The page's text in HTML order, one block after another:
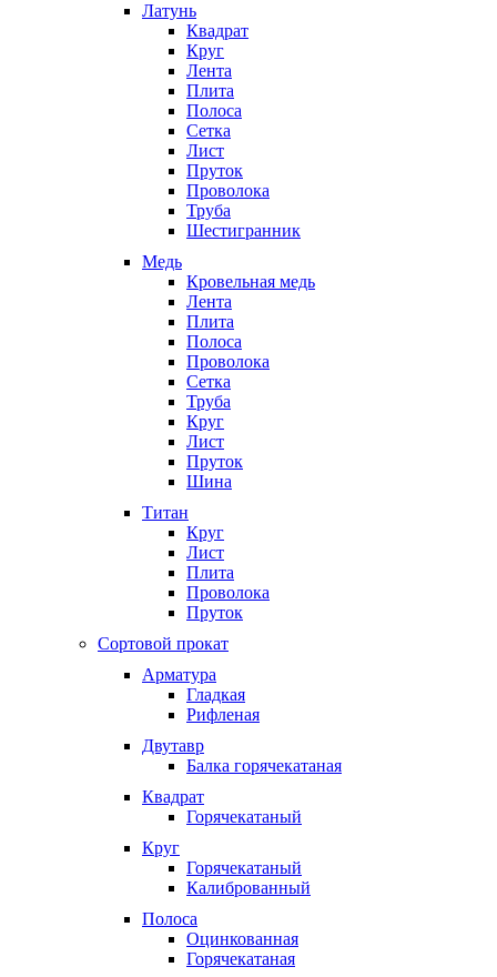
Латунь
Квадрат
Круг
Лента
Плита
Полоса
Сетка
Лист
Пруток
Проволока
Труба
Шестигранник
Медь
Кровельная медь
Лента
Плита
Полоса
Проволока
Сетка
Труба
Круг
Лист
Пруток
Шина
Титан
Круг
Лист
Плита
Проволока
Пруток
Сортовой прокат
Арматура
Гладкая
Рифленая
Двутавр
Балка горячекатаная
Квадрат
Горячекатаный
Круг
Горячекатаный
Калиброванный
Полоса
Оцинкованная
Горячекатаная